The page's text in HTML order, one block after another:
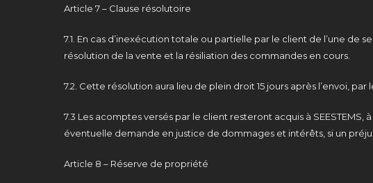
Article 7 – Clause résolutoire
7.1. En cas d’inexécution totale ou partielle par le client de l’une
résolution de la vente et la résiliation des commandes en cours.
7.2. Cette résolution aura lieu de plein droit 15 jours après l’envoi,
7.3 Les acomptes versés par le client resteront acquis à
éventuelle demande en justice de dommages et intérêts, si un
Article 8 – Réserve de propriété